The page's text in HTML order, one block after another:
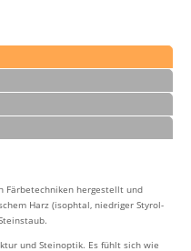
Färbetechniken hergestellt und
Harz (isophtal, niedriger Styrol-
und Steinoptik. Es fühlt sich wie